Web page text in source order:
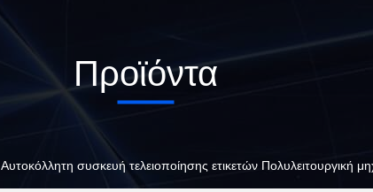
Προϊόντα
Αυτοκόλλητη συσκευή τελειοποίησης ετικετών Πολυλειτουργική